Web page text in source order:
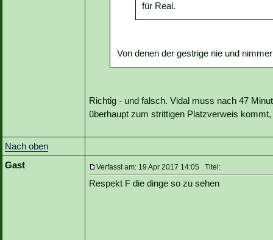
für Real.
Von denen der gestrige nie und
Richtig - und falsch. Vidal muss nach 47
überhaupt zum strittigen Platzverweis
Nach oben
Gast
Verfasst am: 19 Apr 2017 14:05 Titel:
Respekt F die dinge so zu sehen